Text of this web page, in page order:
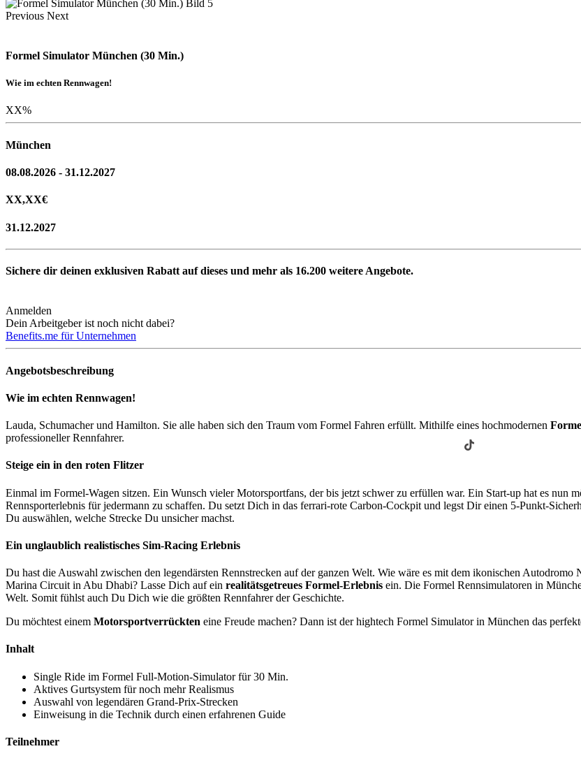
Previous Next
Formel Simulator München (30 Min.)
Wie im echten Rennwagen!
XX%
München
08.08.2026 - 31.12.2027
XX,XX€
31.12.2027
Sichere dir deinen exklusiven Rabatt auf dieses und mehr als 16.200 weitere Angebote.
Anmelden
Dein Arbeitgeber ist noch nicht dabei?
Benefits.me für Unternehmen
Angebotsbeschreibung
Wie im echten Rennwagen!
Lauda, Schumacher und Hamilton. Sie alle haben sich den Traum vom Formel Fahren erfüllt. Mithilfe eines hochmodernen
professioneller Rennfahrer.
Steige ein in den roten Flitzer
Einmal im Formel-Wagen sitzen. Ein Wunsch vieler Motorsportfans, der bis jetzt schwer zu erfüllen war. Ein Start-up hat es nun
Rennsporterlebnis für jedermann zu schaffen. Du setzt Dich in das ferrari-rote Carbon-Cockpit und legst Dir einen 5-Punkt-
Du auswählen, welche Strecke Du unsicher machst.
Ein unglaublich realistisches Sim-Racing Erlebnis
Du hast die Auswahl zwischen den legendärsten Rennstrecken auf der ganzen Welt. Wie wäre es mit dem ikonischen
Marina Circuit in Abu Dhabi? Lasse Dich auf ein realitätsgetreues Formel-Erlebnis ein. Die Formel Rennsimulatoren in
Welt. Somit fühlst auch Du Dich wie die größten Rennfahrer der Geschichte.
Du möchtest einem Motorsportverrückten eine Freude machen? Dann ist der hightech Formel Simulator in München das
Inhalt
Single Ride im Formel Full-Motion-Simulator für 30 Min.
Aktives Gurtsystem für noch mehr Realismus
Auswahl von legendären Grand-Prix-Strecken
Einweisung in die Technik durch einen erfahrenen Guide
Teilnehmer